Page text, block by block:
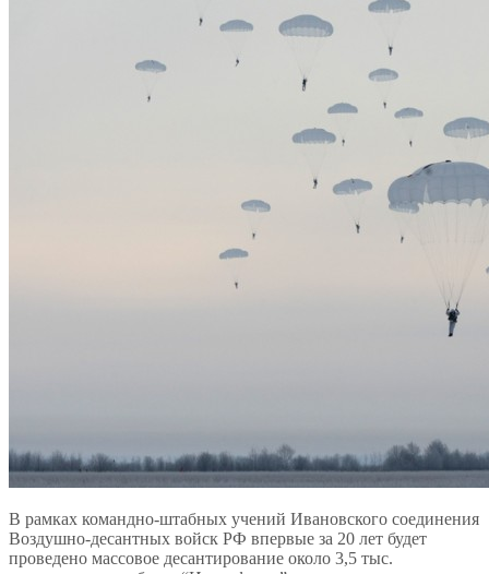
В рамках командно-штабных учений Ивановского соединения
Воздушно-десантных войск РФ впервые за 20 лет будет
проведено массовое десантирование около 3,5 тыс.